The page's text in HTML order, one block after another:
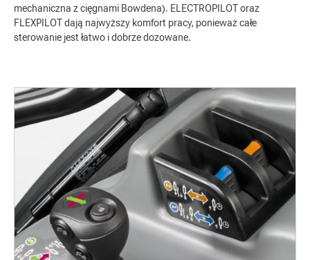
mechaniczna z cięgnami Bowdena). ELECTROPILOT oraz
FLEXPILOT dają najwyższy komfort pracy, ponieważ całe
sterowanie jest łatwo i dobrze dozowane.